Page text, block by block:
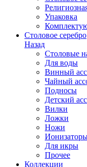
Упаковка
Столовое серебро
Назад
Столовые
Для воды
Винный
Чайный
Подносы
Детский
Вилки
Ложки
Ножи
Для икры
Прочее
Коллекции